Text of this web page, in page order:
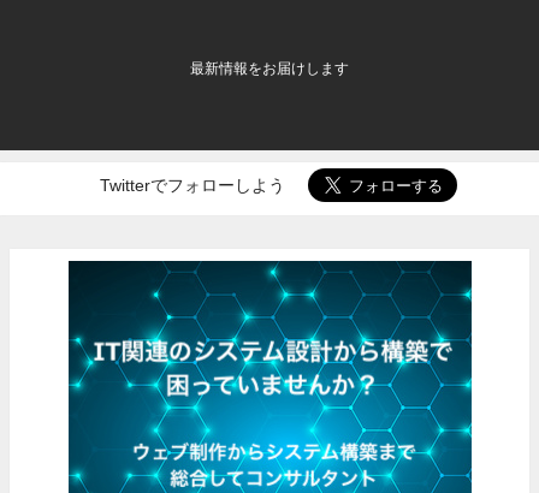
最新情報をお届けします
Twitterでフォローしよう